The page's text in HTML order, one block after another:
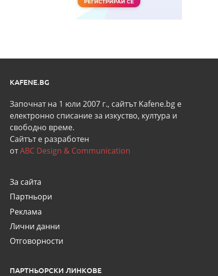
KAFENE.BG
Започнат на 1 юли 2007 г., сайтът Kafene.bg e
eлектронно списание за изкуство, култура и
свободно време.
Сайтът е разработен
отABC Design & Communication
За сайта
Партньори
Реклама
Лични данни
Отговорности
ПАРТНЬОРСКИ ЛИНКОВЕ